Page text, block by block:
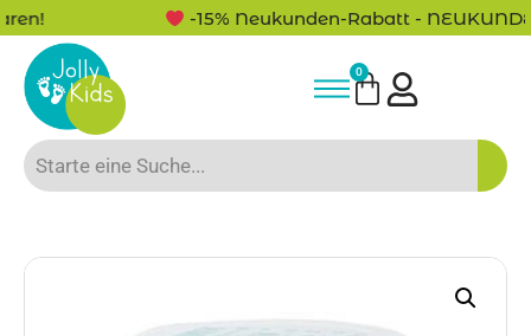
-15% Neukunden-Rabatt -
0